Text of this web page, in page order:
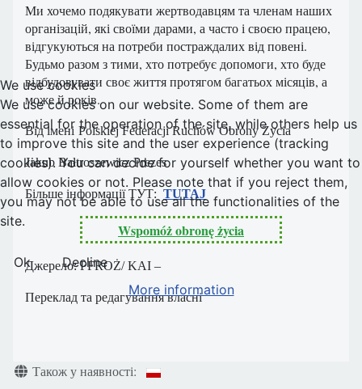
Ми хочемо подякувати жертводавцям та членам наших
організацій, які своїми дарами, а часто і своєю працею,
відгукуються на потреби постраждалих від повені.
Будьмо разом з тими, хто потребує допомоги, хто буде
відбудовувати своє життя протягом багатьох місяців, а
може й років.
Від імені Polskiej Federacji Ruchów Obrony Życia
Jakub Bałtroszewicz Prezes
Більше інформації ТУТ: TUTAJ
Wspomóż obronę życia
Джерело: PFROŻ/ KAI –
Переклад та редагування власні
ДеталіТакож у наявності:
We use cookies
We use cookies on our website. Some of them are
essential for the operation of the site, while others help us
to improve this site and the user experience (tracking
cookies). You can decide for yourself whether you want to
allow cookies or not. Please note that if you reject them,
you may not be able to use all the functionalities of the
site.
Ok
Decline
More information